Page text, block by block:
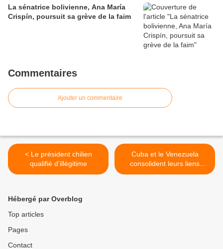
La sénatrice bolivienne, Ana María
Crispín, poursuit sa grève de la faim
Commentaires
Ajouter un commentaire
< Le président chilien
qualifié d'illégitime
Cuba et le Venezuela
consolident leurs liens
énergétiques et l’usage de
Hébergé par Overblog
Top articles
Pages
Contact